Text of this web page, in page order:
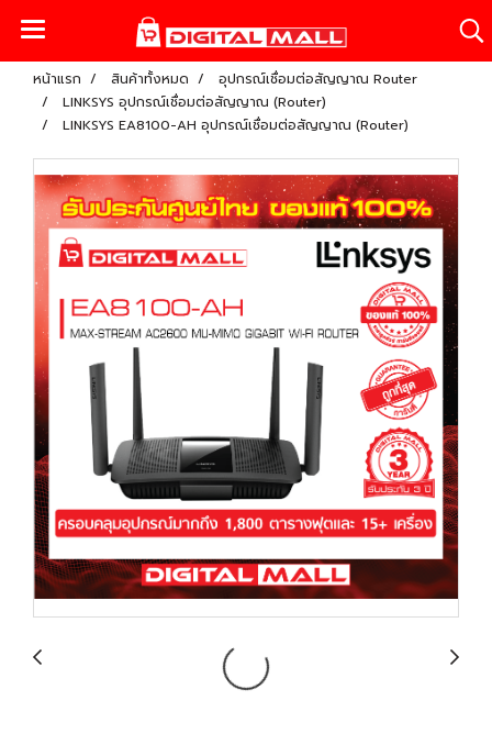
หน้าแรก สินค้าทั้งหมด
อุปกรณ์เชื่อมต่อสัญญาณ Router
LINKSYS อุปกรณ์เชื่อมต่อสัญญาณ (Router)
LINKSYS EA8100-AH อุปกรณ์เชื่อมต่อสัญญาณ (Router)